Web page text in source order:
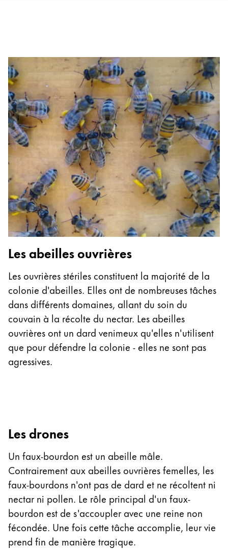
Les abeilles ouvrières
Les ouvrières stériles constituent la majorité de la
colonie d'abeilles. Elles ont de nombreuses tâches
dans différents domaines, allant du soin du
couvain à la récolte du nectar. Les abeilles
ouvrières ont un dard venimeux qu'elles n'utilisent
que pour défendre la colonie - elles ne sont pas
agressives.
Les drones
Un faux-bourdon est un abeille mâle.
Contrairement aux abeilles ouvrières femelles, les
faux-bourdons n'ont pas de dard et ne récoltent ni
nectar ni pollen. Le rôle principal d'un faux-
bourdon est de s'accoupler avec une reine non
fécondée. Une fois cette tâche accomplie, leur vie
prend fin de manière tragique.